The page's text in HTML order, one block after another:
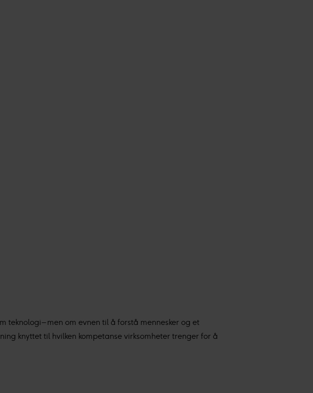
– men om evnen til å forstå mennesker og et
knyttet til hvilken kompetanse virksomheter trenger for å